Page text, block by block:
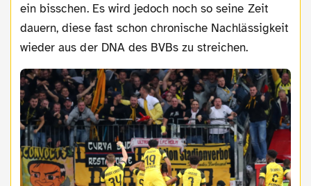
ein bisschen. Es wird jedoch noch so seine Zeit
dauern, diese fast schon chronische Nachlässigkeit
wieder aus der DNA des BVBs zu streichen.